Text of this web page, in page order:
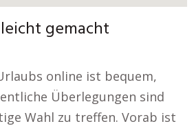
gemacht
online ist bequem,
Überlegungen sind
Wahl zu treffen. Vorab ist